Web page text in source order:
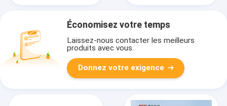
Économisez votre temps
Laissez-nous contacter les meilleurs
produits avec vous.
Donnez votre exigence